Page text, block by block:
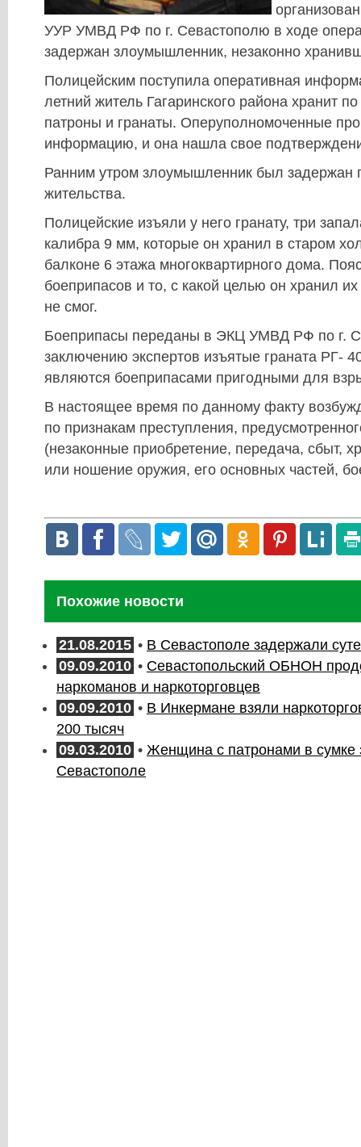
УУР УМВД РФ по г. Севастополю в ходе
задержан злоумышленник, незаконно
Полицейским поступила оперативная
летний житель Гагаринского района хранит
патроны и гранаты. Оперуполномоченные
информацию, и она нашла свое
Ранним утром злоумышленник был задержан
жительства.
Полицейские изъяли у него гранату, три
калибра 9 мм, которые он хранил в старом
балконе 6 этажа многоквартирного дома.
боеприпасов и то, с какой целью он хранил
не смог.
Боеприпасы переданы в ЭКЦ УМВД РФ по г.
заключению экспертов изъятые граната РГ-
являются боеприпасами пригодными для
В настоящее время по данному факту
по признакам преступления,
(незаконные приобретение, передача, сбыт,
или ношение оружия, его основных частей,
Похожие новости
21.08.2015 • В Севастополе задержали
09.09.2010 • Севастопольский ОБНОН
наркоманов и наркоторговцев
09.09.2010 • В Инкермане взяли
200 тысяч
09.03.2010 • Женщина с патронами в сумке
Севастополе